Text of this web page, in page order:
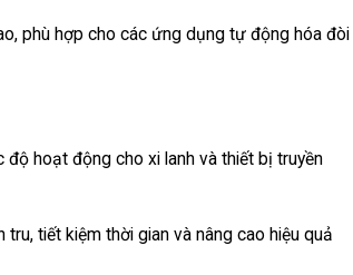
phù hợp cho các ứng dụng tự động hóa đòi
hoạt động cho xi lanh và thiết bị truyền
tiết kiệm thời gian và nâng cao hiệu quả